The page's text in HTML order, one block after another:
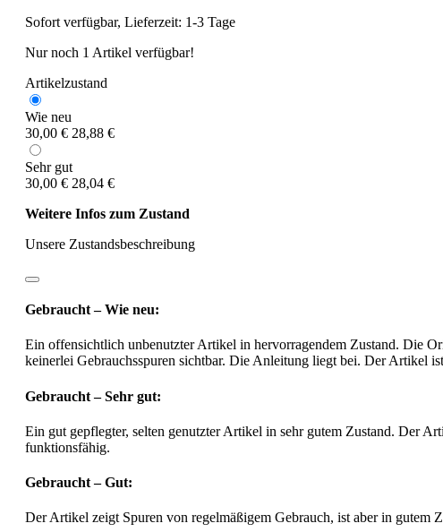
Sofort verfügbar, Lieferzeit: 1-3 Tage
Nur noch 1 Artikel verfügbar!
Artikelzustand
Wie neu
30,00 € 28,88 €
Sehr gut
30,00 € 28,04 €
Weitere Infos zum Zustand
Unsere Zustandsbeschreibung
Gebraucht – Wie neu:
Ein offensichtlich unbenutzter Artikel in hervorragendem Zustand. Die
keinerlei Gebrauchsspuren sichtbar. Die Anleitung liegt bei. Der Artikel
Gebraucht – Sehr gut:
Ein gut gepflegter, selten genutzter Artikel in sehr gutem Zustand. Der
funktionsfähig.
Gebraucht – Gut:
Der Artikel zeigt Spuren von regelmäßigem Gebrauch, ist aber in gutem